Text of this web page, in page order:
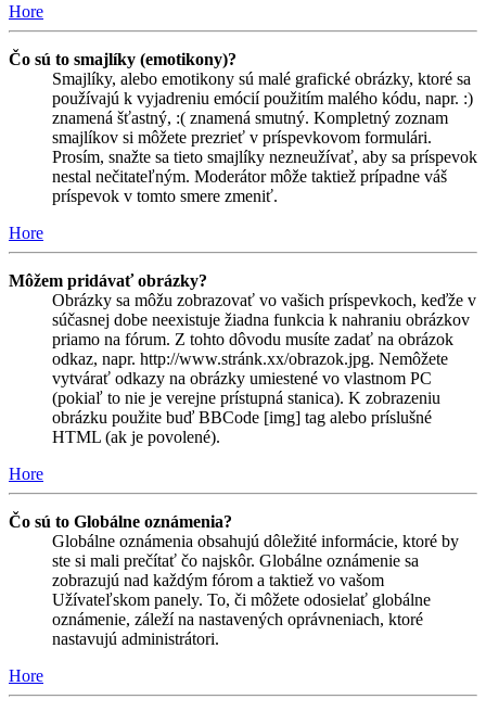
Hore
Čo sú to smajlíky (emotikony)?
Smajlíky, alebo emotikony sú malé grafické obrázky, ktoré sa
používajú k vyjadreniu emócií použitím malého kódu, napr. :)
znamená šťastný, :( znamená smutný. Kompletný zoznam
smajlíkov si môžete prezrieť v príspevkovom formulári.
Prosím, snažte sa tieto smajlíky nezneužívať, aby sa príspevok
nestal nečitateľným. Moderátor môže taktiež prípadne váš
príspevok v tomto smere zmeniť.
Hore
Môžem pridávať obrázky?
Obrázky sa môžu zobrazovať vo vašich príspevkoch, keďže v
súčasnej dobe neexistuje žiadna funkcia k nahraniu obrázkov
priamo na fórum. Z tohto dôvodu musíte zadať na obrázok
odkaz, napr. http://www.stránk.xx/obrazok.jpg. Nemôžete
vytvárať odkazy na obrázky umiestené vo vlastnom PC
(pokiaľ to nie je verejne prístupná stanica). K zobrazeniu
obrázku použite buď BBCode [img] tag alebo príslušné
HTML (ak je povolené).
Hore
Čo sú to Globálne oznámenia?
Globálne oznámenia obsahujú dôležité informácie, ktoré by
ste si mali prečítať čo najskôr. Globálne oznámenie sa
zobrazujú nad každým fórom a taktiež vo vašom
Užívateľskom panely. To, či môžete odosielať globálne
oznámenie, záleží na nastavených oprávneniach, ktoré
nastavujú administrátori.
Hore